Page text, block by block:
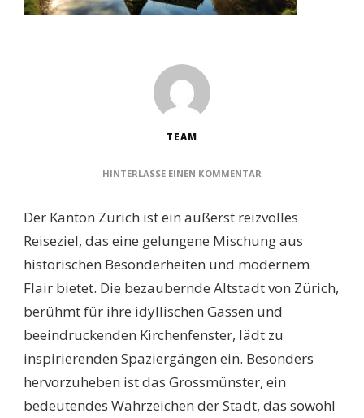
TEAM
HINTERLASSE EINEN KOMMENTAR
10
IM
KANTON
EIN
UNVERGESSLICHER
Der Kanton Zürich ist ein äußerst reizvolles
Reiseziel, das eine gelungene Mischung aus
historischen Besonderheiten und modernem
Flair bietet. Die bezaubernde Altstadt von Zürich,
berühmt für ihre idyllischen Gassen und
beeindruckenden Kirchenfenster, lädt zu
inspirierenden Spaziergängen ein. Besonders
hervorzuheben ist das Grossmünster, ein
bedeutendes Wahrzeichen der Stadt, das sowohl